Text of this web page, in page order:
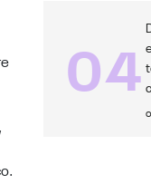
,
04